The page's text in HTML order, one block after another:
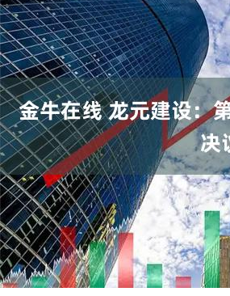
上证指数 3940.04 39.68